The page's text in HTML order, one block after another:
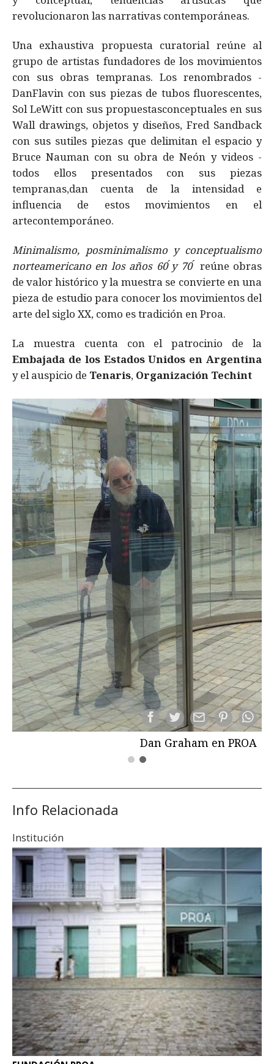
revolucionaron las narrativas contemporáneas.
Una exhaustiva propuesta curatorial reúne al
grupo de artistas fundadores de los movimientos
con sus obras tempranas. Los renombrados -
DanFlavin con sus piezas de tubos fluorescentes,
Sol LeWitt con sus propuestasconceptuales en sus
Wall drawings, objetos y diseños, Fred Sandback
con sus sutiles piezas que delimitan el espacio y
Bruce Nauman con su obra de Neón y videos -
todos ellos presentados con sus piezas
tempranas,dan cuenta de la intensidad e
influencia de estos movimientos en el
artecontemporáneo.
Minimalismo, posminimalismo y conceptualismo
norteamericano en los años 60 ́y 70 ́ reúne obras
de valor histórico y la muestra se convierte en una
pieza de estudio para conocer los movimientos del
arte del siglo XX, como es tradición en Proa.
La muestra cuenta con el patrocinio de la
Embajada de los Estados Unidos en Argentina
y el auspicio de Tenaris, Organización Techint
Dan Graham en PROA
Info Relacionada
Institución